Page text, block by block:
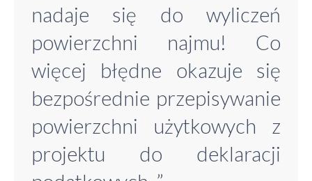
nadaje się do wyliczeń
powierzchni najmu! Co
więcej błędne okazuje się
bezpośrednie przepisywanie
powierzchni użytkowych z
projektu do deklaracji